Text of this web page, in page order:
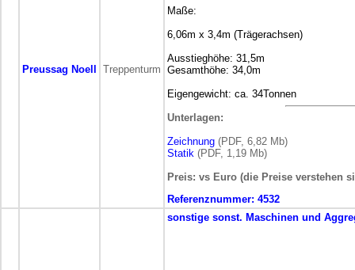
Preussag Noell Treppenturm
Maße:
6,06m x 3,4m (Trägerachsen)
Ausstieghöhe: 31,5m
Gesamthöhe: 34,0m
Eigengewicht: ca. 34Tonnen
Unterlagen:
Zeichnung (PDF, 6,82 Mb)
Statik (PDF, 1,19 Mb)
Preis: vs Euro (die Preise verstehen
Referenznummer: 4532
sonstige sonst. Maschinen und